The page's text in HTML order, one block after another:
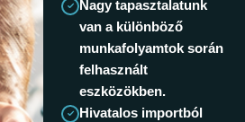
Nagy tapasztalatunk
van a különböző
munkafolyamtok során
felhasznált
eszközökben.
Hivatalos importból